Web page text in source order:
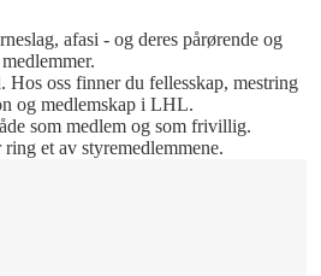
afasi - og deres pårørende og
oss finner du fellesskap, mestring
og medlemskap i LHL.
som medlem og som frivillig.
et av styremedlemmene.